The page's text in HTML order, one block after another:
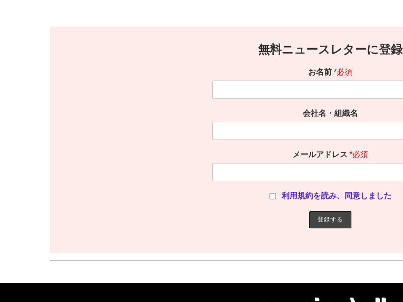
無料ニュースレターに登録
お名前 *必須
会社名・組織名
メールアドレス *必須
利用規約を読み、同意しました